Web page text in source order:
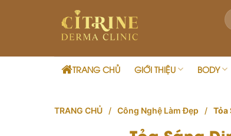
TRANG CHỦ GIỚI THIỆU BODY
TRANG CHỦ / Công Nghệ Làm Đẹp / Tỏa